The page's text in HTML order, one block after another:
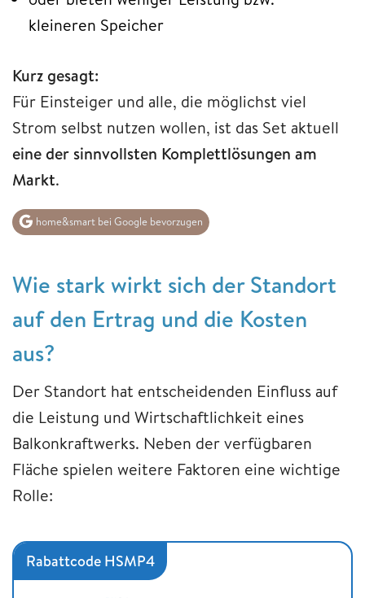
kleineren Speicher
Kurz gesagt:
Für Einsteiger und alle, die möglichst viel
Strom selbst nutzen wollen, ist das Set aktuell
eine der sinnvollsten Komplettlösungen am
Markt.
home&smart bei Google bevorzugen
Wie stark wirkt sich der Standort
auf den Ertrag und die Kosten
aus?
Der Standort hat entscheidenden Einfluss auf
die Leistung und Wirtschaftlichkeit eines
Balkonkraftwerks. Neben der verfügbaren
Fläche spielen weitere Faktoren eine wichtige
Rolle:
Rabattcode HSMP4